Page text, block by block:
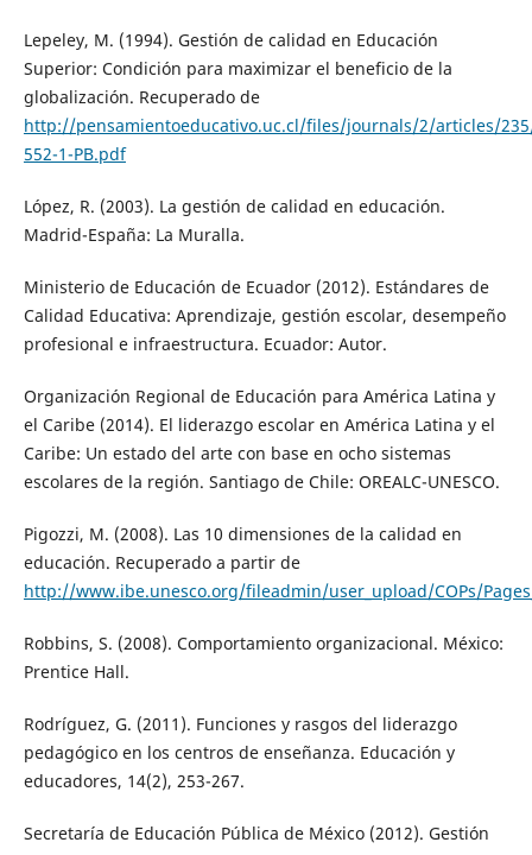
Lepeley, M. (1994). Gestión de calidad en Educación
Superior: Condición para maximizar el beneficio de la
globalización. Recuperado de
http://pensamientoeducativo.uc.cl/files/journals/2/articles/
552-1-PB.pdf
López, R. (2003). La gestión de calidad en educación.
Madrid-España: La Muralla.
Ministerio de Educación de Ecuador (2012). Estándares de
Calidad Educativa: Aprendizaje, gestión escolar, desempeño
profesional e infraestructura. Ecuador: Autor.
Organización Regional de Educación para América Latina y
el Caribe (2014). El liderazgo escolar en América Latina y el
Caribe: Un estado del arte con base en ocho sistemas
escolares de la región. Santiago de Chile: OREALC-UNESCO.
Pigozzi, M. (2008). Las 10 dimensiones de la calidad en
educación. Recuperado a partir de
http://www.ibe.unesco.org/fileadmin/user_upload/COPs/
Robbins, S. (2008). Comportamiento organizacional. México:
Prentice Hall.
Rodríguez, G. (2011). Funciones y rasgos del liderazgo
pedagógico en los centros de enseñanza. Educación y
educadores, 14(2), 253-267.
Secretaría de Educación Pública de México (2012). Gestión